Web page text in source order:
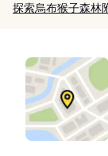
探索烏布猴子森林